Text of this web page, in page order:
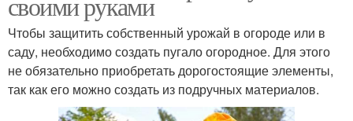
Чтобы защитить собственный урожай в огороде или в
саду, необходимо создать пугало огородное. Для этого
не обязательно приобретать дорогостоящие элементы,
так как его можно создать из подручных материалов.